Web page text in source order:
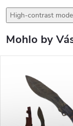
High-contrast mode
Mohlo by